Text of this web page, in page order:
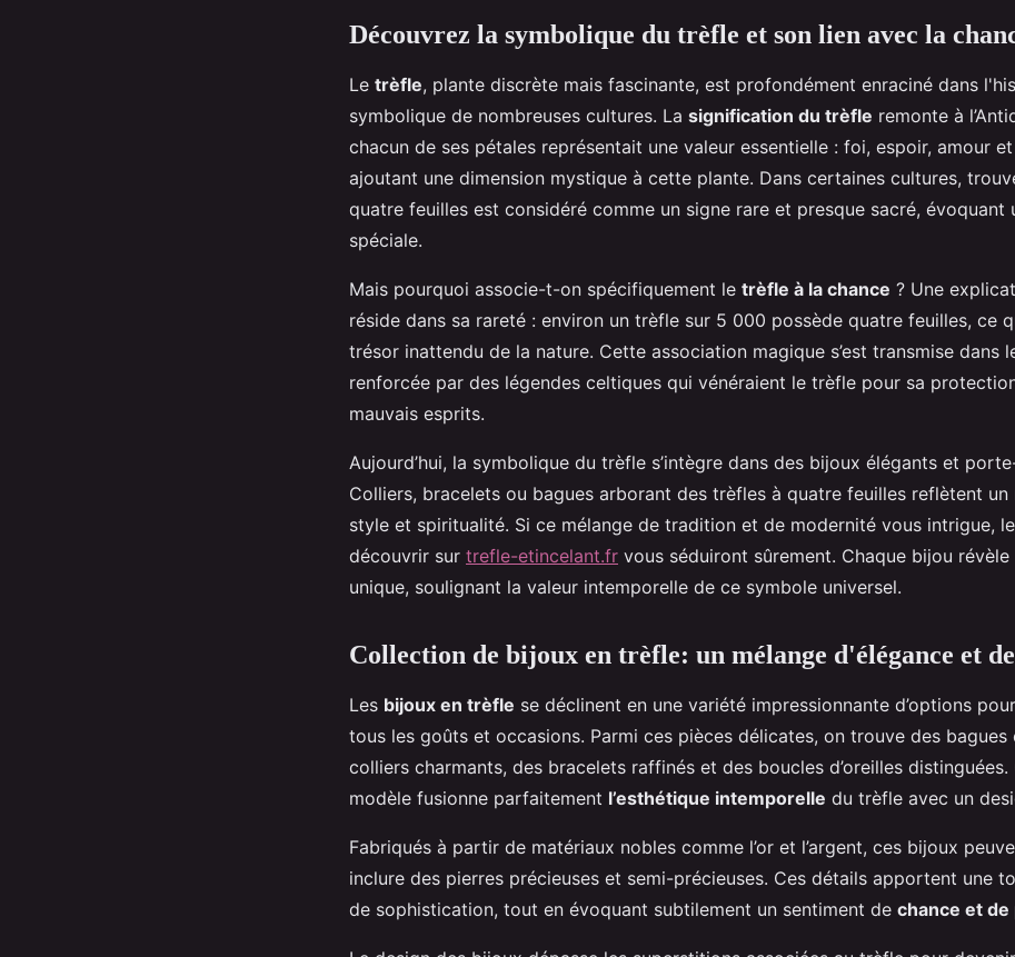
Découvrez la symbolique du trèfle et son lien avec la
Le trèfle, plante discrète mais fascinante, est profondément enraciné dans
symbolique de nombreuses cultures. La signification du trèfle remonte à
chacun de ses pétales représentait une valeur essentielle : foi, espoir, amour
ajoutant une dimension mystique à cette plante. Dans certaines cultures,
quatre feuilles est considéré comme un signe rare et presque sacré, évoquant
spéciale.
Mais pourquoi associe-t-on spécifiquement le trèfle à la chance ? Une
réside dans sa rareté : environ un trèfle sur 5 000 possède quatre feuilles, ce
trésor inattendu de la nature. Cette association magique s’est transmise dans
renforcée par des légendes celtiques qui vénéraient le trèfle pour sa
mauvais esprits.
Aujourd’hui, la symbolique du trèfle s’intègre dans des bijoux élégants et
Colliers, bracelets ou bagues arborant des trèfles à quatre feuilles reflètent un
style et spiritualité. Si ce mélange de tradition et de modernité vous intrigue,
découvrir sur trefle-etincelant.fr vous séduiront sûrement. Chaque bijou
unique, soulignant la valeur intemporelle de ce symbole universel.
Collection de bijoux en trèfle: un mélange d'élégance et
Les bijoux en trèfle se déclinent en une variété impressionnante d’options
tous les goûts et occasions. Parmi ces pièces délicates, on trouve des bagues
colliers charmants, des bracelets raffinés et des boucles d’oreilles distinguées.
modèle fusionne parfaitement l’esthétique intemporelle du trèfle avec un
Fabriqués à partir de matériaux nobles comme l’or et l’argent, ces bijoux
inclure des pierres précieuses et semi-précieuses. Ces détails apportent une
de sophistication, tout en évoquant subtilement un sentiment de chance et